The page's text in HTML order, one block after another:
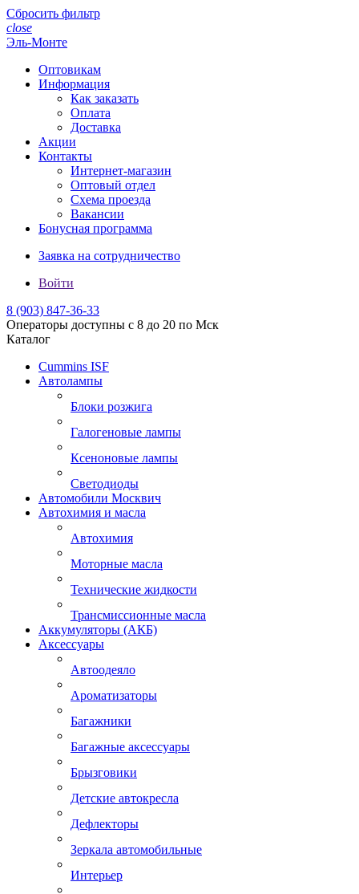
Сбросить фильтр
close
Эль-Монте
Оптовикам
Информация
Как заказать
Оплата
Доставка
Акции
Контакты
Интернет-магазин
Оптовый отдел
Схема проезда
Вакансии
Бонусная программа
Заявка на сотрудничество
Войти
8 (903) 847-36-33
Операторы доступны с 8 до 20 по Мск
Каталог
Cummins ISF
Автолампы
Блоки розжига
Галогеновые лампы
Ксеноновые лампы
Светодиоды
Автомобили Москвич
Автохимия и масла
Автохимия
Моторные масла
Технические жидкости
Трансмиссионные масла
Аккумуляторы (АКБ)
Аксессуары
Автоодеяло
Ароматизаторы
Багажники
Багажные аксессуары
Брызговики
Детские автокресла
Дефлекторы
Зеркала автомобильные
Интерьер